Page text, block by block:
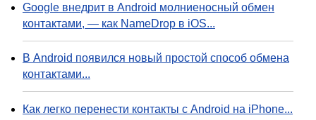
Google внедрит в Android молниеносный обмен
контактами, — как NameDrop в iOS...
В Android появился новый простой способ обмена
контактами...
Как легко перенести контакты с Android на iPhone...